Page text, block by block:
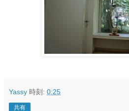
Yassy 時刻: 0:25
共有